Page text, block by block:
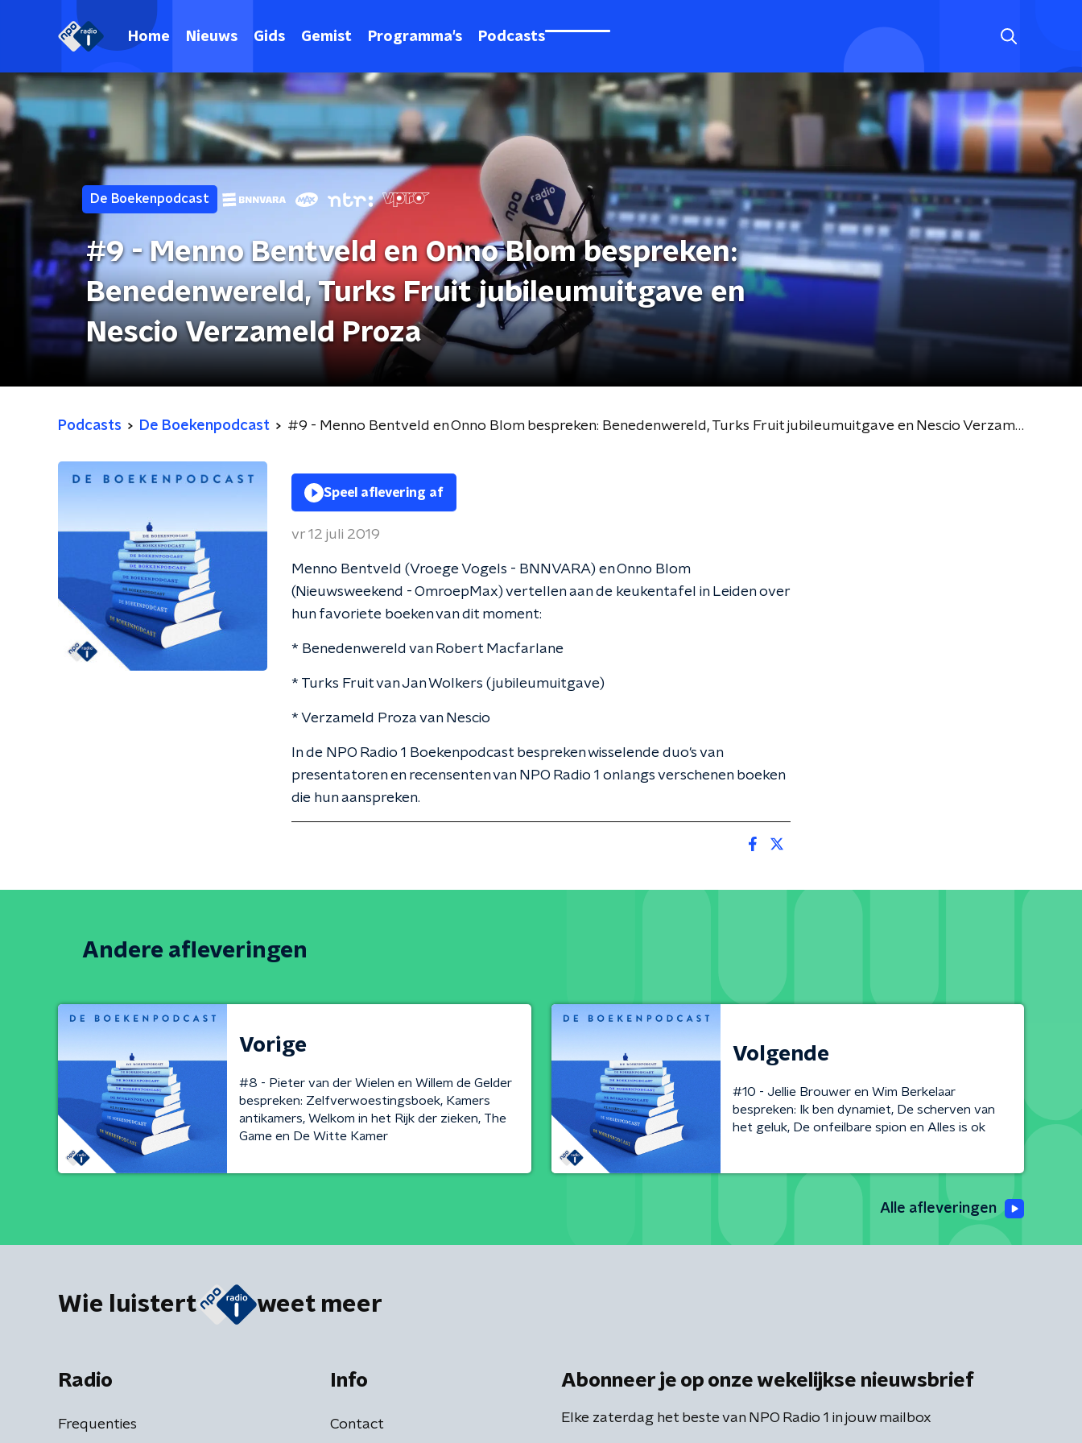
Home Nieuws Gids Gemist Programma's Podcasts
De Boekenpodcast
#9 - Menno Bentveld en Onno Blom bespreken:
Benedenwereld, Turks Fruit jubileumuitgave en
Nescio Verzameld Proza
Podcasts De Boekenpodcast #9 - Menno Bentveld en Onno Blom bespreken: Benedenwereld, Turks Fruit jubileumuitgave en Nescio Verzameld Proza
Speel aflevering af
vr 12 juli 2019
Menno Bentveld (Vroege Vogels - BNNVARA) en Onno Blom
(Nieuwsweekend - OmroepMax) vertellen aan de keukentafel in Leiden over
hun favoriete boeken van dit moment:
* Benedenwereld van Robert Macfarlane
* Turks Fruit van Jan Wolkers (jubileumuitgave)
* Verzameld Proza van Nescio
In de NPO Radio 1 Boekenpodcast bespreken wisselende duo's van
presentatoren en recensenten van NPO Radio 1 onlangs verschenen boeken
die hun aanspreken.
Andere afleveringen
Vorige
#8 - Pieter van der Wielen en Willem de Gelder
bespreken: Zelfverwoestingsboek, Kamers
antikamers, Welkom in het Rijk der zieken, The
Game en De Witte Kamer
Volgende
#10 - Jellie Brouwer en Wim Berkelaar
bespreken: Ik ben dynamiet, De scherven van
het geluk, De onfeilbare spion en Alles is ok
Alle afleveringen
Wie luistert weet meer
Radio
Frequenties
Info
Contact
Abonneer je op onze wekelijkse nieuwsbrief
Elke zaterdag het beste van NPO Radio 1 in jouw mailbox